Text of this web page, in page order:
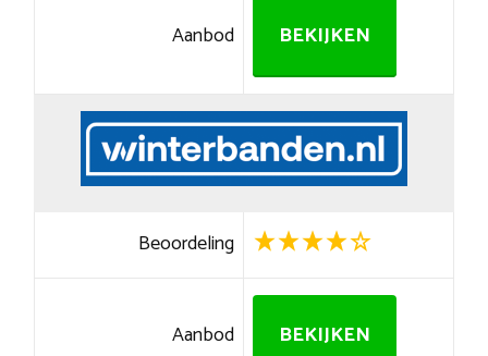
Aanbod BEKIJKEN
Beoordeling
Aanbod BEKIJKEN